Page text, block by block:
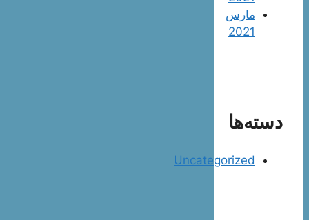
مارس
2021
دسته‌ها
Uncategorized